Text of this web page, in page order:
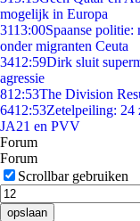
mogelijk in Europa
3113:00Spaanse politie:
onder migranten Ceuta
3412:59Dirk sluit
agressie
812:53The Division
6412:53Zetelpeiling: 24
JA21 en PVV
Forum
Forum
Scrollbar gebruiken
opslaan